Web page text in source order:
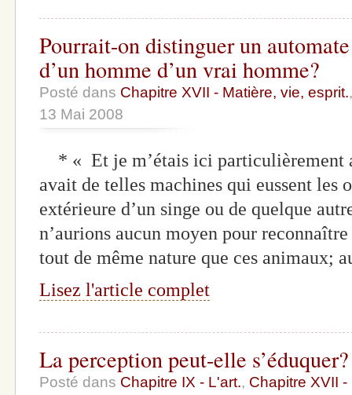
Pourrait-on distinguer un
d’un homme d’un vrai homme?
Posté dans Chapitre XVII - Matière, vie, esprit.
13 Mai 2008
* « Et je m’étais ici particulièrement
avait de telles machines qui eussent les
extérieure d’un singe ou de quelque
n’aurions aucun moyen pour
tout de même nature que ces animaux;
Lisez l'article complet
La perception peut-elle s’éduquer?
Posté dans Chapitre IX - L'art., Chapitre XVII